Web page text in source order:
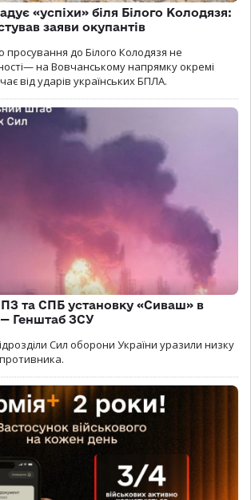
«успіхи» біля Білого Колодязя:
заяви окупантів
просування до Білого Колодязя не
на Вовчанському напрямку окремі
від ударів українських БПЛА.
та СПБ установку «Сиваш» в
Генштаб ЗСУ
Сил оборони України уразили низку